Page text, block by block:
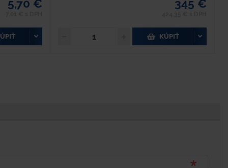
5,70 € 345 €
KÚPIŤ